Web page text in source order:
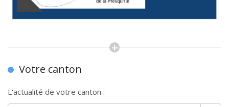
Votre canton
L'actualité de votre canton :